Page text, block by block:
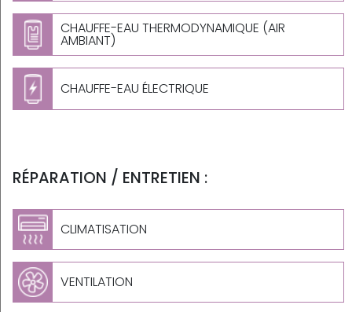
CHAUFFE-EAU THERMODYNAMIQUE (AIR
AMBIANT)
CHAUFFE-EAU ÉLECTRIQUE
RÉPARATION / ENTRETIEN :
CLIMATISATION
VENTILATION